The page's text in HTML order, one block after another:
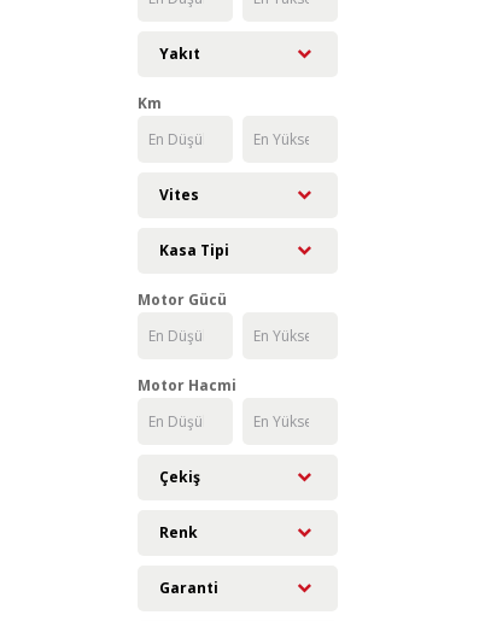
Yakıt
Km
Vites
Kasa Tipi
Motor Gücü
Motor Hacmi
Çekiş
Renk
Garanti